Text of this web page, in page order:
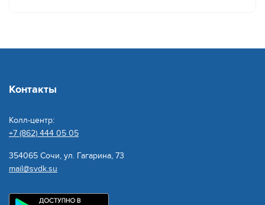
порывов на трубопроводе.
пониманием к данной ситуации. Специалисты
население как можно скорее вернулись к
комфортным условиям жизни.
Контакты
Колл-центр:
+7 (862) 444 05 05
354065 Сочи, ул. Гагарина, 73
mail@svdk.su